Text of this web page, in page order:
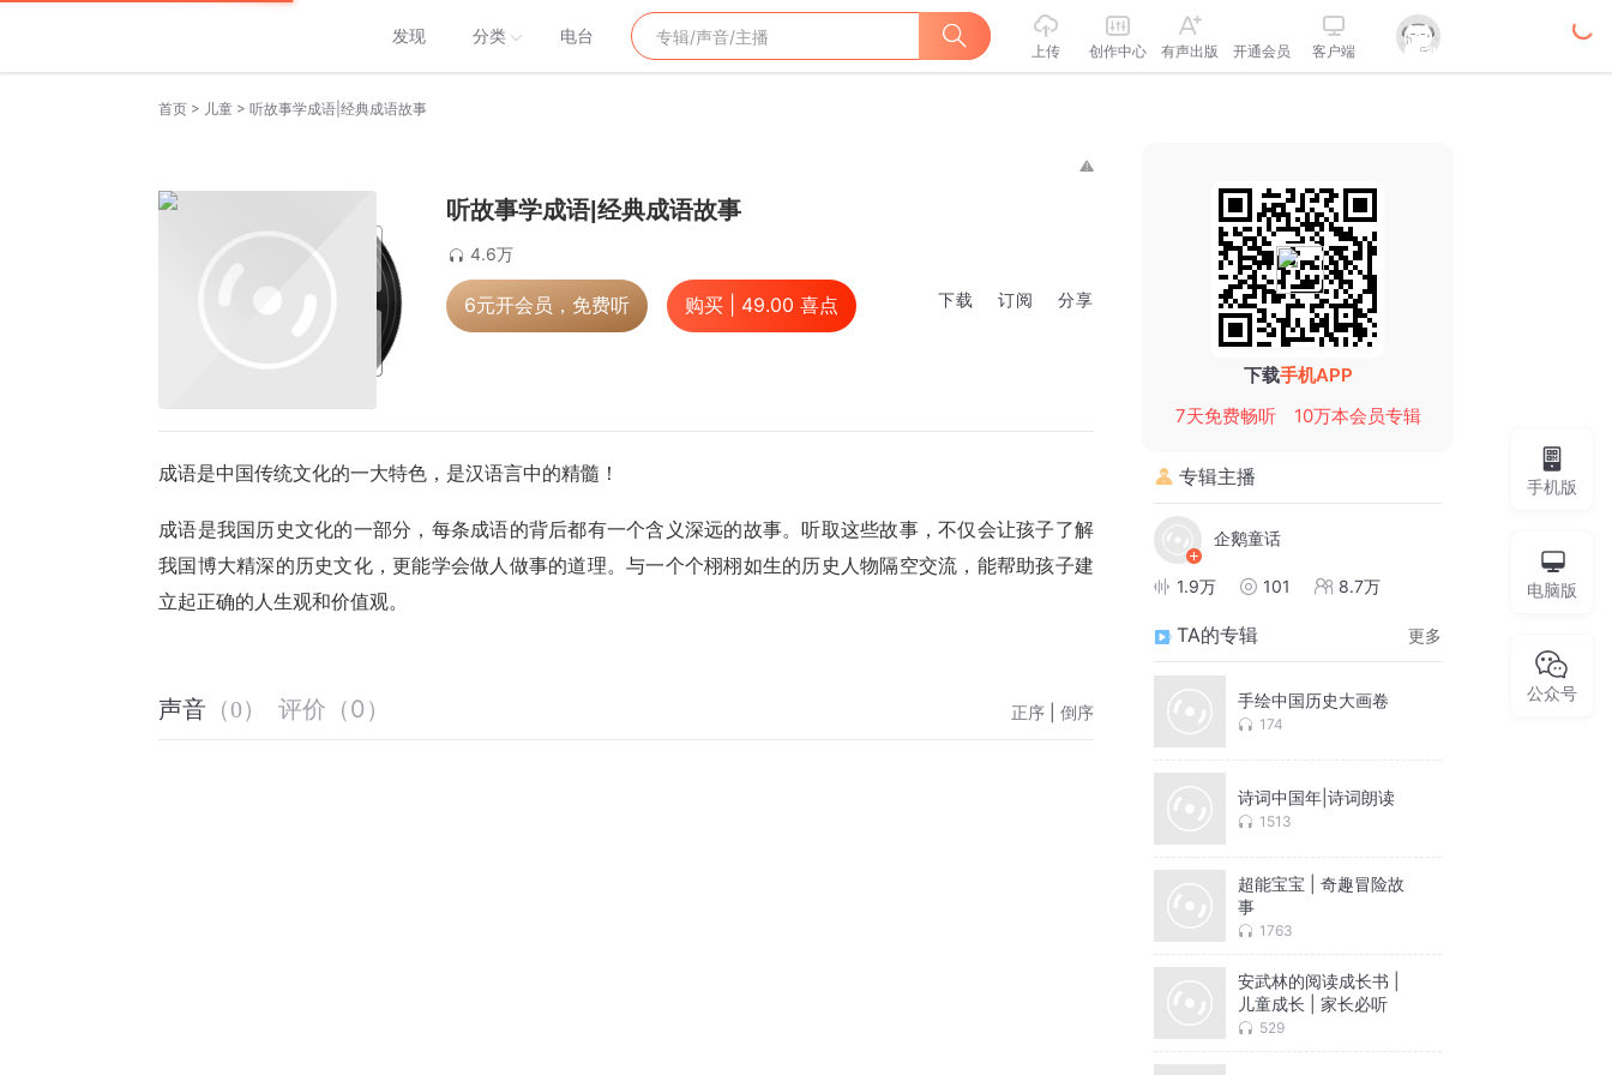
发现 分类 电台
上传 创作中心 有声出版 开通会员 客户端
首页 > 儿童 > 听故事学成语|经典成语故事
听故事学成语|经典成语故事
4.6万
6元开会员，免费听 购买 | 49.00 喜点 下载 订阅 分享
成语是中国传统文化的一大特色，是汉语言中的精髓！
成语是我国历史文化的一部分，每条成语的背后都有一个含义深远的故事。听取这些故事，不仅会让孩子了解
我国博大精深的历史文化，更能学会做人做事的道理。与一个个栩栩如生的历史人物隔空交流，能帮助孩子建
立起正确的人生观和价值观。
声音 （0） 评价 （0 ） 正序 倒序
下载手机APP
7天免费畅听
10万本会员专辑
专辑主播
企鹅童话
1.9万 101 8.7万
TA的专辑 更多
手绘中国历史大画卷
174
诗词中国年|诗词朗读
1513
超能宝宝 | 奇趣冒险故
事
1763
安武林的阅读成长书 |
儿童成长 | 家长必听
529
手机版
电脑版
公众号